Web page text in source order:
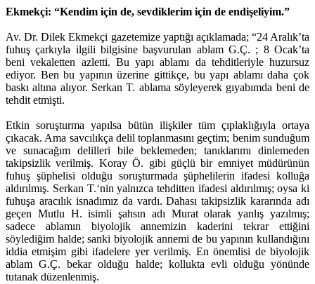
Ekmekçi: “Kendim için de, sevdiklerim için de endişeliyim.”
Av. Dr. Dilek Ekmekçi gazetemize yaptığı açıklamada; “24 Aralık’ta
fuhuş çarkıyla ilgili bilgisine başvurulan ablam G.Ç. ; 8 Ocak’ta
beni vekaletten azletti. Bu yapı ablamı da tehditleriyle huzursuz
ediyor. Ben bu yapının üzerine gittikçe, bu yapı ablamı daha çok
baskı altına alıyor. Serkan T. ablama söyleyerek gıyabımda beni de
tehdit etmişti.
Etkin soruşturma yapılsa bütün ilişkiler tüm çıplaklığıyla ortaya
çıkacak. Ama savcılıkça delil toplanmasını geçtim; benim sunduğum
ve sunacağım delilleri bile beklemeden; tanıklarımı dinlemeden
takipsizlik verilmiş. Koray Ö. gibi güçlü bir emniyet müdürünün
fuhuş şüphelisi olduğu soruşturmada şüphelilerin ifadesi kolluğa
aldırılmış. Serkan T.‘nin yalnızca tehditten ifadesi aldırılmış; oysa ki
fuhuşa aracılık isnadımız da vardı. Dahası takipsizlik kararında adı
geçen Mutlu H. isimli şahsın adı Murat olarak yanlış yazılmış;
sadece ablamın biyolojik annemizin kaderini tekrar ettiğini
söylediğim halde; sanki biyolojik annemi de bu yapının kullandığını
iddia etmişim gibi ifadelere yer verilmiş. En önemlisi de biyolojik
ablam G.Ç. bekar olduğu halde; kollukta evli olduğu yönünde
tutanak düzenlenmiş.